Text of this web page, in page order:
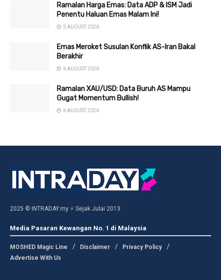
Ramalan Harga Emas: Data ADP & ISM Jadi
Penentu Haluan Emas Malam Ini!
5 AUGUST 2026
Emas Meroket Susulan Konflik AS-Iran Bakal
Berakhir
6 AUGUST 2026
Ramalan XAU/USD: Data Buruh AS Mampu
Gugat Momentum Bullish!
6 AUGUST 2026
2025 © INTRADAY.my ⚡ Sejak Julai 2013.
Media Pasaran Kewangan No. 1 di Malaysia
MOSHED Magic Line Disclaimer
Privacy Policy
Advertise With Us